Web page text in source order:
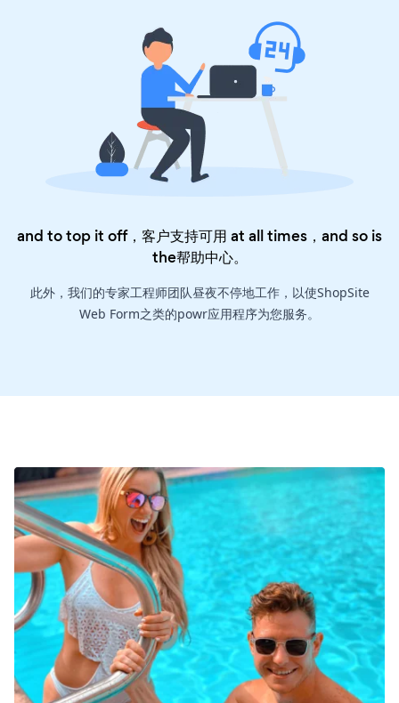
and to top it off，客户支持可用 at all times，and so is
the帮助中心。
此外，我们的专家工程师团队昼夜不停地工作，以使ShopSite
Web Form之类的powr应用程序为您服务。